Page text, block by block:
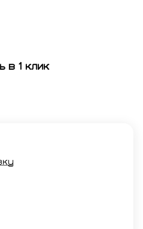
в 1 клик